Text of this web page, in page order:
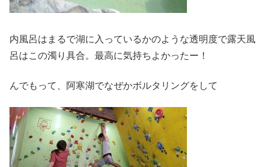
内風呂はまるで湖に入っているかのような透明度で露天風
呂はこの濁り具合。最高に気持ちよかったー！
んでもって、阿寒湖でなぜかボルタリングをして